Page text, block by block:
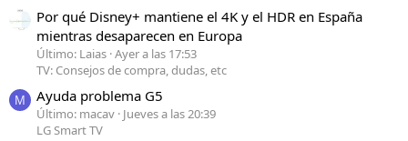
Por qué Disney+ mantiene el 4K y el HDR en España
mientras desaparecen en Europa
Último: Laias Ayer a las 17:53
TV: Consejos de compra, dudas, etc
M Ayuda problema G5
Último: macav Jueves a las 20:39
LG Smart TV